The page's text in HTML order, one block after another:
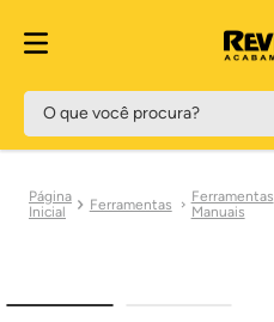
O que você procura?
Ferramentas
Ferramentas
Manuais